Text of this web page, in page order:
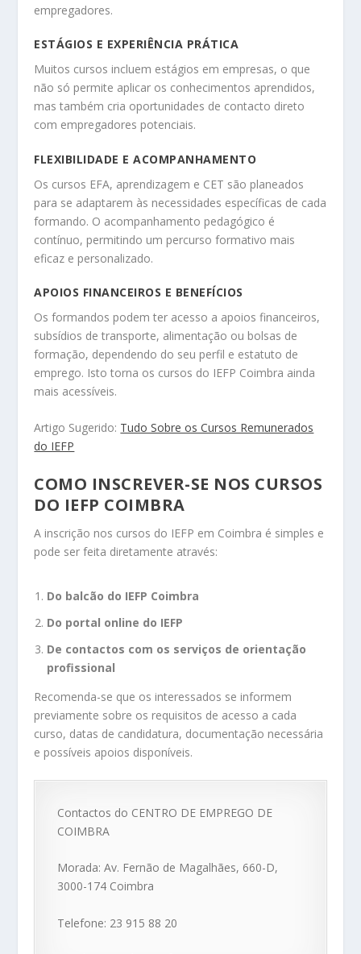
empregadores.
ESTÁGIOS E EXPERIÊNCIA PRÁTICA
Muitos cursos incluem estágios em empresas, o que
não só permite aplicar os conhecimentos aprendidos,
mas também cria oportunidades de contacto direto
com empregadores potenciais.
FLEXIBILIDADE E ACOMPANHAMENTO
Os cursos EFA, aprendizagem e CET são planeados
para se adaptarem às necessidades específicas de cada
formando. O acompanhamento pedagógico é
contínuo, permitindo um percurso formativo mais
eficaz e personalizado.
APOIOS FINANCEIROS E BENEFÍCIOS
Os formandos podem ter acesso a apoios financeiros,
subsídios de transporte, alimentação ou bolsas de
formação, dependendo do seu perfil e estatuto de
emprego. Isto torna os cursos do IEFP Coimbra ainda
mais acessíveis.
Artigo Sugerido: Tudo Sobre os Cursos Remunerados
do IEFP
COMO INSCREVER-SE NOS CURSOS
DO IEFP COIMBRA
A inscrição nos cursos do IEFP em Coimbra é simples e
pode ser feita diretamente através:
Do balcão do IEFP Coimbra
Do portal online do IEFP
De contactos com os serviços de orientação
profissional
Recomenda-se que os interessados se informem
previamente sobre os requisitos de acesso a cada
curso, datas de candidatura, documentação necessária
e possíveis apoios disponíveis.
Contactos do CENTRO DE EMPREGO DE
COIMBRA
Morada: Av. Fernão de Magalhães, 660-D,
3000-174 Coimbra
Telefone: 23 915 88 20